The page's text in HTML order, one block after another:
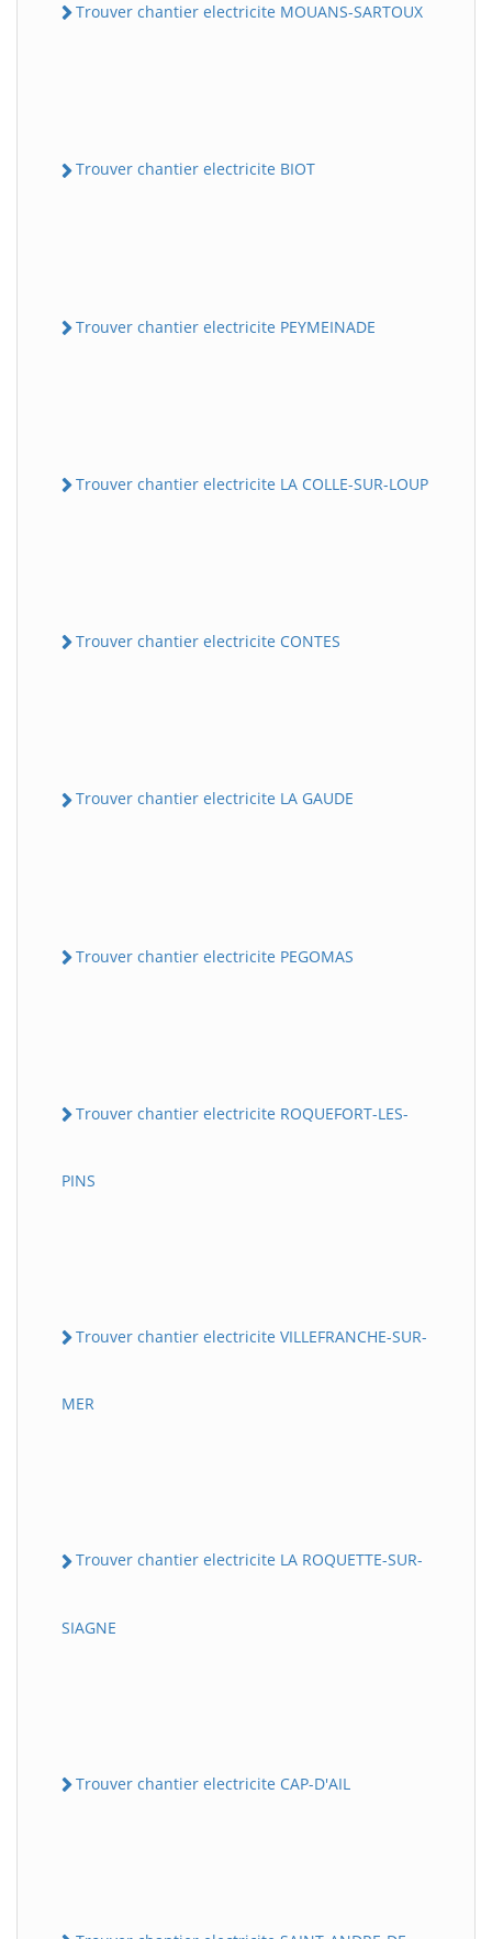
Trouver chantier electricite MOUANS-SARTOUX
Trouver chantier electricite BIOT
Trouver chantier electricite PEYMEINADE
Trouver chantier electricite LA COLLE-SUR-LOUP
Trouver chantier electricite CONTES
Trouver chantier electricite LA GAUDE
Trouver chantier electricite PEGOMAS
Trouver chantier electricite ROQUEFORT-LES-
PINS
Trouver chantier electricite VILLEFRANCHE-SUR-
MER
Trouver chantier electricite LA ROQUETTE-SUR-
SIAGNE
Trouver chantier electricite CAP-D'AIL